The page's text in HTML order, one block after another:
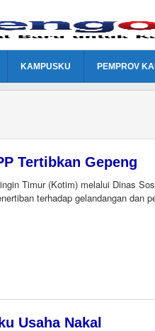
KAMPUSKU PEMPROV
Tertibkan Gepeng
Timur (Kotim) melalui Dinas
terhadap gelandangan dan
Usaha Nakal